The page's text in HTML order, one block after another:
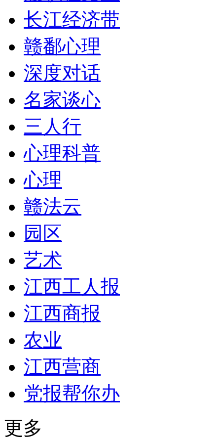
长江经济带
赣鄱心理
深度对话
名家谈心
三人行
心理科普
心理
赣法云
园区
艺术
江西工人报
江西商报
农业
江西营商
党报帮你办
更多